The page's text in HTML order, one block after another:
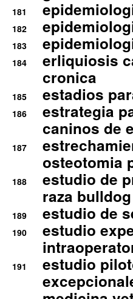
181
182
183
184
erliquiosis
cronica
185 estadios
186
estrategia
caninos de
187
osteotomia
188
estudio de
raza
189 estudio de
190
estudio
191
estudio